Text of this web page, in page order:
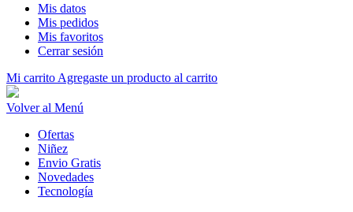
Mis datos
Mis pedidos
Mis favoritos
Cerrar sesión
Mi carrito Agregaste un producto al carrito
Volver al Menú
Ofertas
Niñez
Envio Gratis
Novedades
Tecnología